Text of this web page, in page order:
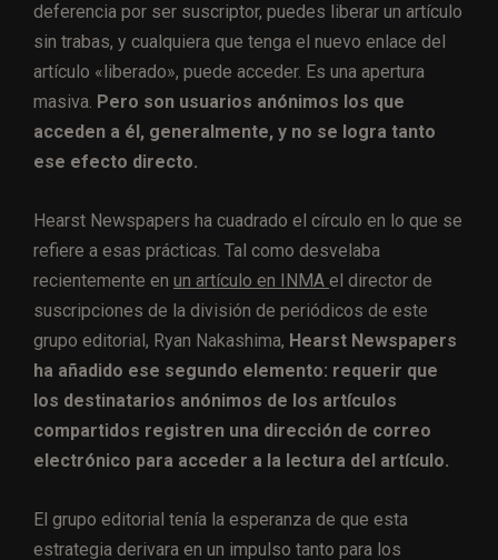
deferencia por ser suscriptor, puedes liberar un artículo
sin trabas, y cualquiera que tenga el nuevo enlace del
artículo «liberado», puede acceder. Es una apertura
masiva. Pero son usuarios anónimos los que
acceden a él, generalmente, y no se logra tanto
ese efecto directo.
Hearst Newspapers ha cuadrado el círculo en lo que se
refiere a esas prácticas. Tal como desvelaba
recientemente en un artículo en INMA el director de
suscripciones de la división de periódicos de este
grupo editorial, Ryan Nakashima, Hearst Newspapers
ha añadido ese segundo elemento: requerir que
los destinatarios anónimos de los artículos
compartidos registren una dirección de correo
electrónico para acceder a la lectura del artículo.
El grupo editorial tenía la esperanza de que esta
estrategia derivara en un impulso tanto para los